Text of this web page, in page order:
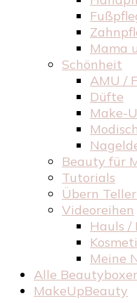
Mama
Schönheit
AMU /
Düfte
Make-
Beauty für
Tutorials
Übern
Videoreihen
Hauls /
Meine
Alle
MakeUpBeauty